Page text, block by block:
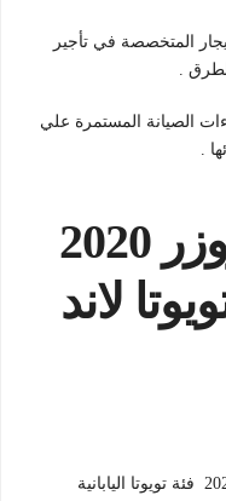
المتخصصة في تأجير
.
الصيانة المستمرة علي
.
سيارات لاند كروزر 2020
لاند
عند استئجارك سيارة لاند كروزرموديل 2020 فئة تويوتا اليابانية